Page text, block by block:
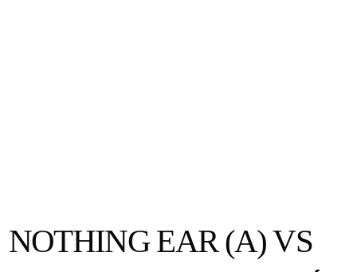
NOTHING EAR (A) VS